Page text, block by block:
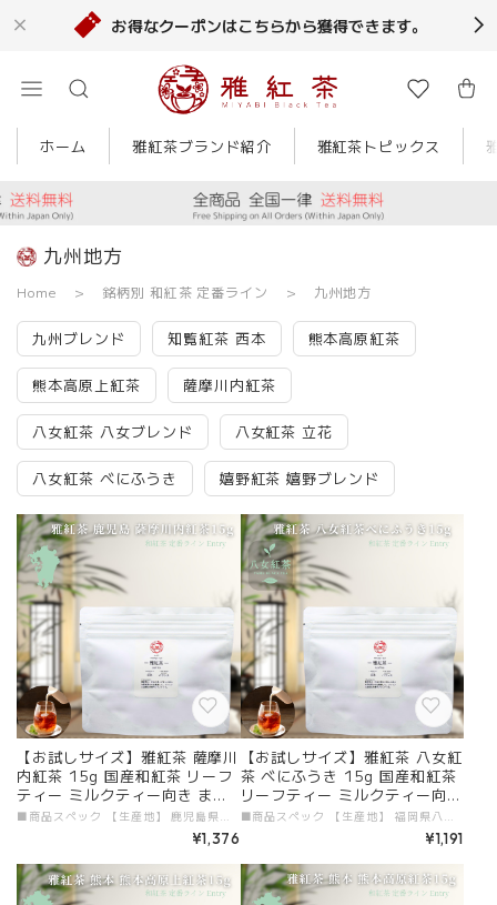
お得なクーポンはこちらから獲得できます。
ホーム 雅紅茶ブランド紹介 雅紅茶トピックス
九州地方
Home 銘柄別 和紅茶 定番ライン 九州地方
九州ブレンド 知覧紅茶 西本 熊本高原紅茶
熊本高原上紅茶 薩摩川内紅茶
八女紅茶 八女ブレンド 八女紅茶 立花
八女紅茶 べにふうき 嬉野紅茶 嬉野ブレンド
【お試しサイズ】雅紅茶 薩摩川
内紅茶 15g 国産和紅茶 リーフ
ティー ミルクティー向き まず
は一杯。雅紅茶の入口に | お茶
日本茶 紅茶 和紅茶 茶の支度 送
料無料 丁寧なくらし 【定番】
【Entry】
¥1,376
【お試しサイズ】雅紅茶 八女紅
茶 べにふうき 15g 国産和紅茶
リーフティー ミルクティー向き
まずは一杯。雅紅茶の入口に |
お茶 日本茶 紅茶 和紅茶 茶の支
度 送料無料 丁寧なくらし 【定
番】【Entry】
¥1,191